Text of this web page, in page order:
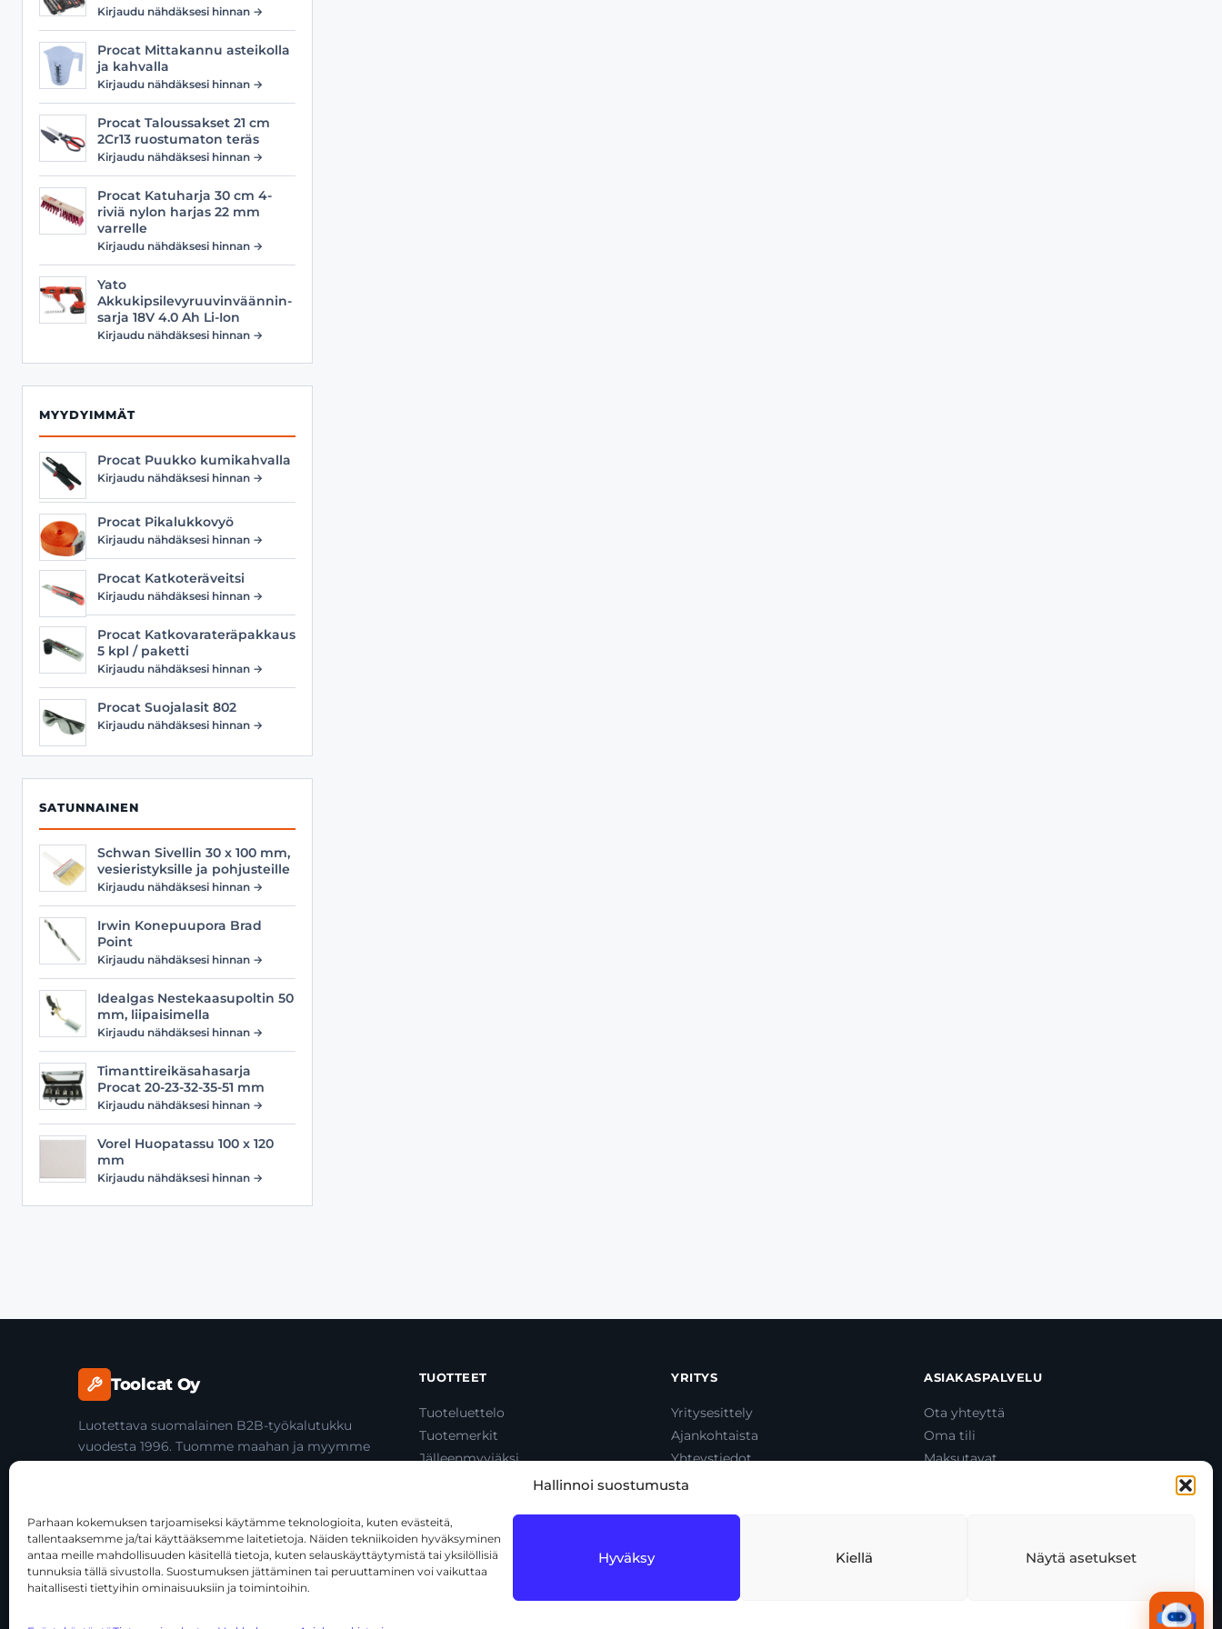
Hallinnoi suostumusta
Parhaan kokemuksen tarjoamiseksi käytämme teknologioita, kuten evästeitä,
tallentaaksemme ja/tai käyttääksemme laitetietoja. Näiden tekniikoiden hyväksyminen
antaa meille mahdollisuuden käsitellä tietoja, kuten selauskäyttäytymistä tai yksilöllisiä
tunnuksia tällä sivustolla. Suostumuksen jättäminen tai peruuttaminen voi vaikuttaa
haitallisesti tiettyihin ominaisuuksiin ja toimintoihin.
Hyväksy Kiellä Näytä asetukset
Vyöt
Kirjaudu nähdäksesi hinnan →
Procat Mittakannu asteikolla
ja kahvalla
Kirjaudu nähdäksesi hinnan →
Procat Taloussakset 21 cm
2Cr13 ruostumaton teräs
Kirjaudu nähdäksesi hinnan →
Procat Katuharja 30 cm 4-
riviä nylon harjas 22 mm
varrelle
Kirjaudu nähdäksesi hinnan →
Yato
Akkukipsilevyruuvinväännin-
sarja 18V 4.0 Ah Li-Ion
Kirjaudu nähdäksesi hinnan →
MYYDYIMMÄT
Procat Puukko kumikahvalla
Kirjaudu nähdäksesi hinnan →
Procat Pikalukkovyö
Kirjaudu nähdäksesi hinnan →
Procat Katkoteräveitsi
Kirjaudu nähdäksesi hinnan →
Procat Katkovarateräpakkaus
5 kpl / paketti
Kirjaudu nähdäksesi hinnan →
Procat Suojalasit 802
Kirjaudu nähdäksesi hinnan →
SATUNNAINEN
Schwan Sivellin 30 x 100 mm,
vesieristyksille ja pohjusteille
Kirjaudu nähdäksesi hinnan →
Irwin Konepuupora Brad
Point
Kirjaudu nähdäksesi hinnan →
Idealgas Nestekaasupoltin 50
mm, liipaisimella
Kirjaudu nähdäksesi hinnan →
Timanttireikäsahasarja
Procat 20-23-32-35-51 mm
Kirjaudu nähdäksesi hinnan →
Vorel Huopatassu 100 x 120
mm
Kirjaudu nähdäksesi hinnan →
Toolcat Oy
Luotettava suomalainen B2B-työkalutukku
vuodesta 1996. Tuomme maahan ja myymme
TUOTTEET
Tuoteluettelo
Tuotemerkit
Jälleenmyyjäksi
YRITYS
Yritysesittely
Ajankohtaista
Yhteystiedot
ASIAKASPALVELU
Ota yhteyttä
Oma tili
Maksutavat
asiakaspalvelu@toolcat.fi